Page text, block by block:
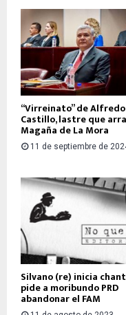
“Virreinato” de Alfredo
Castillo, lastre que
Magaña de La Mora
11 de septiembre de
Silvano (re) inicia
pide a moribundo PRD
abandonar el FAM